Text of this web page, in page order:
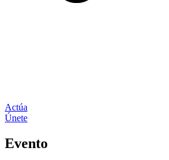
Actúa
Únete
Evento